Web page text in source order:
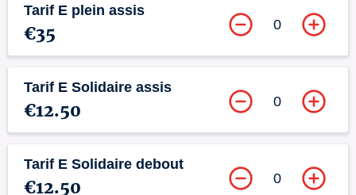
Tarif E plein assis
€35 0
Tarif E Solidaire assis
€12.50 0
Tarif E Solidaire debout
€12.50 0